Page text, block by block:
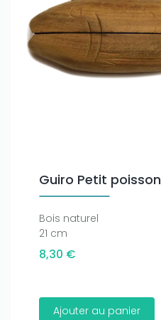
Guiro Petit poisson
Bois naturel
21 cm
8,30 €
Ajouter au panier